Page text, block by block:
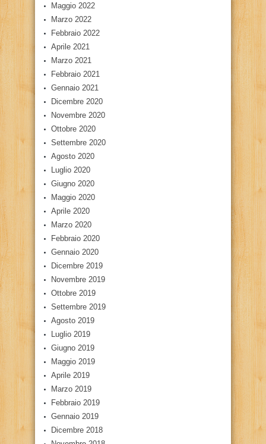
Maggio 2022
Marzo 2022
Febbraio 2022
Aprile 2021
Marzo 2021
Febbraio 2021
Gennaio 2021
Dicembre 2020
Novembre 2020
Ottobre 2020
Settembre 2020
Agosto 2020
Luglio 2020
Giugno 2020
Maggio 2020
Aprile 2020
Marzo 2020
Febbraio 2020
Gennaio 2020
Dicembre 2019
Novembre 2019
Ottobre 2019
Settembre 2019
Agosto 2019
Luglio 2019
Giugno 2019
Maggio 2019
Aprile 2019
Marzo 2019
Febbraio 2019
Gennaio 2019
Dicembre 2018